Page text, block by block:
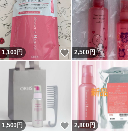
1,100円 いいね！
2,500円
1,500円 いいね！
2,800円